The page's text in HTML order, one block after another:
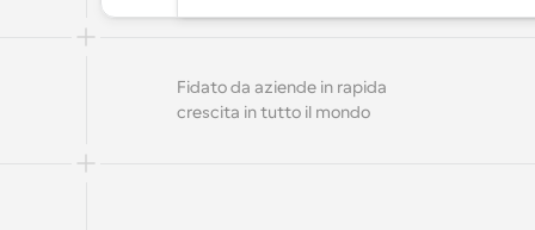
Fidato da aziende in rapida
crescita in tutto il mondo